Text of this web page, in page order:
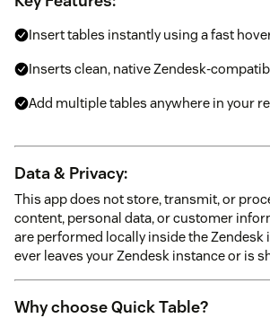
Insert tables instantly using a fast
Inserts clean, native Zendesk-
Add multiple tables anywhere in your
Data & Privacy:
This app does not store, transmit, or
content, personal data, or customer
are performed locally inside the Zendesk
ever leaves your Zendesk instance or is
Why choose Quick Table?